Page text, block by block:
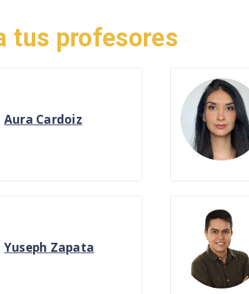
tus profesores
Aura Cardoiz
Yuseph Zapata